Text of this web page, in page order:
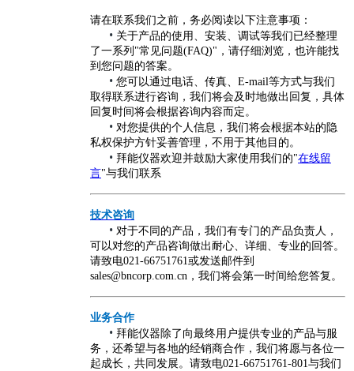
请在联系我们之前，务必阅读以下注意事项：
• 关于产品的使用、安装、调试等我们已经整理
了一系列"常见问题(FAQ)"，请仔细浏览，也许能找
到您问题的答案。
• 您可以通过电话、传真、E-mail等方式与我们
取得联系进行咨询，我们将会及时地做出回复，具体
回复时间将会根据咨询内容而定。
• 对您提供的个人信息，我们将会根据本站的隐
私权保护方针妥善管理，不用于其他目的。
• 拜能仪器欢迎并鼓励大家使用我们的"在线留
言"与我们联系
技术咨询
• 对于不同的产品，我们有专门的产品负责人，
可以对您的产品咨询做出耐心、详细、专业的回答。
请致电021-66751761或发送邮件到
sales@bncorp.com.cn，我们将会第一时间给您答复。
业务合作
• 拜能仪器除了向最终用户提供专业的产品与服
务，还希望与各地的经销商合作，我们将愿与各位一
起成长，共同发展。请致电021-66751761-801与我们